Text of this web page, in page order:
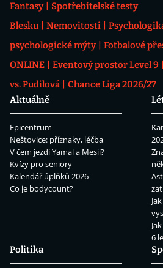
Fantasy
Spotřebitelské testy
Blesku
Nemovitosti
psychologické mýty
Fotbalové
ONLINE
Eventový prostor Level 9
vs. Pudilová
Chance Liga 2026/27
Aktuálně
Epicentrum
Neštovice: příznaky, léčba
V čem jezdí Yamal a Mesii?
Kvízy pro seniory
Kalendář úplňků 2026
Co je bodycount?
6
Politika